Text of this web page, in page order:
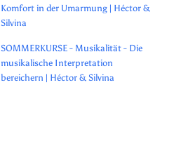
Komfort in der Umarmung | Héctor &
Silvina
SOMMERKURSE - Musikalität - Die
musikalische Interpretation
bereichern | Héctor & Silvina